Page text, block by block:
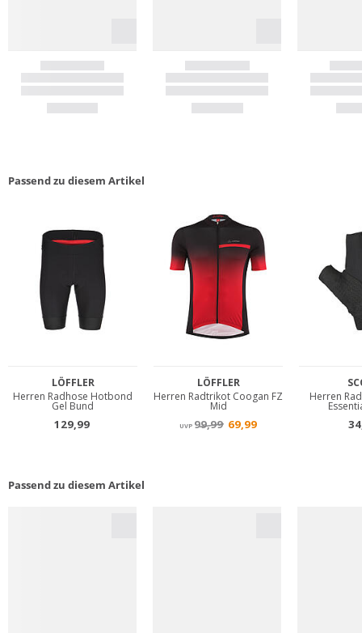
Passend zu diesem Artikel
Passend zu diesem Artikel